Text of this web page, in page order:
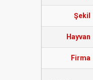
Şekil
Hayvan
Firma